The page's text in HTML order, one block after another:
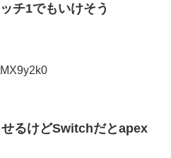
チ1でもいけそう
るけどSwitchだとapex